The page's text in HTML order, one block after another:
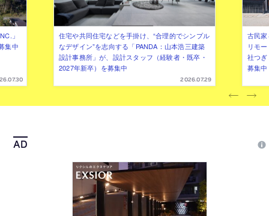
」
集中
住宅や共同住宅などを手掛け、“合理的でシンプル
なデザイン”を志向する「PANDA：山本浩三建築
設計事務所」が、設計スタッフ（経験者・既卒・
2027年新卒）を募集中
2026.07.29
古民
リモ
社つ
募集中